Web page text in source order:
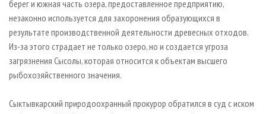
берег и южная часть озера, предоставленное предприятию,
незаконно используется для захоронения образующихся в
результате производственной деятельности древесных отходов.
Из-за этого страдает не только озеро, но и создается угроза
загрязнения Сысолы, которая относится к объектам высшего
рыбохозяйственного значения.
Сыктывкарский природоохранный прокурор обратился в суд с иском